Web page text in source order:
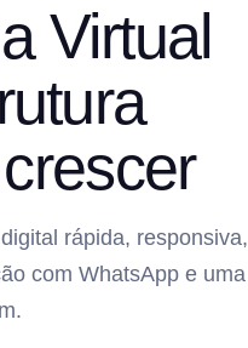
Virtual
rápida, responsiva,
com WhatsApp e uma